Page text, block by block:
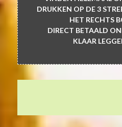
DRUKKEN OP DE 3
HET RECHTS
DIRECT BETAALD
KLAAR